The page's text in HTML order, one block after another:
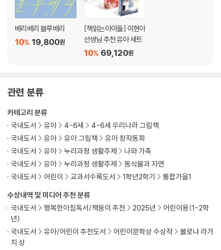
베리베리 블루베리
19,800원
10%
[책읽는아이들] 이현아
선생님 추천 유아 세트
69,120원
10%
관련 분류
수상내역 및 미디어 추천 분류
국내도서
행복한아침독서/책둥이 추천 2025년
어린이용(1-2학
년)
국내도서
유아/어린이 추천도서 어린이문학상 수상작
볼로냐 라가
치 상
카테고리 분류
국내도서
유아 4-6세
4-6세 우리나라 그림책
국내도서
유아 유아 그림책
유아 창작동화
국내도서
유아 누리과정 생활주제
나와 가족
국내도서
유아 누리과정 생활주제
동식물과 자연
국내도서
어린이 교과서수록도서 1학년2학기 통합가을1